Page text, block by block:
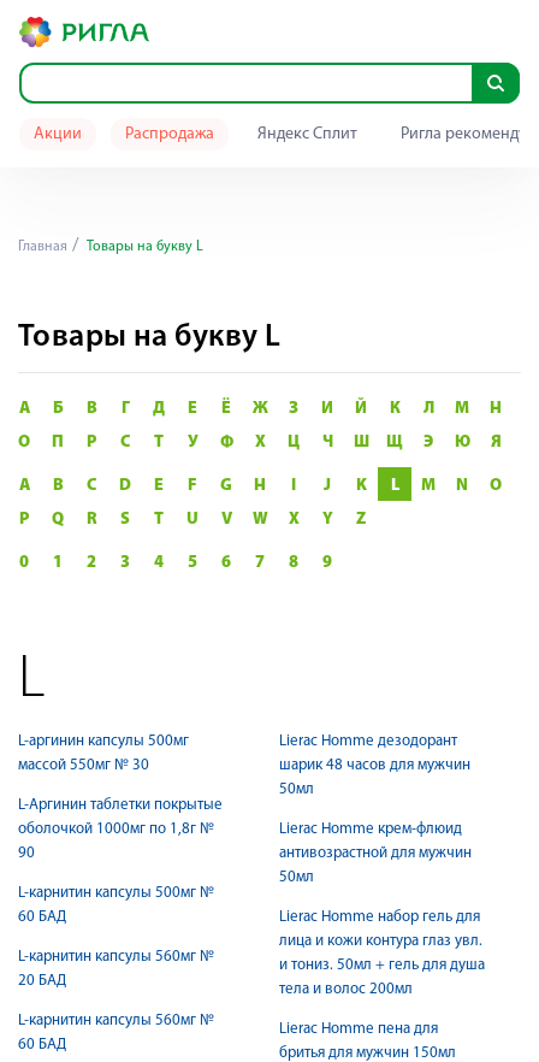
Акции Распродажа Яндекс Сплит Ригла
Главная Товары на букву L
Товары на букву L
А Б В Г Д Е Ё Ж З И Й К Л М
Н
О
П Р С Т У Ф Х Ц Ч Ш Щ Э Ю Я
A B C D E F G H I J K L M N
O
P
Q R S T U V W X Y Z
0 1 2 3 4 5 6 7 8 9
L
L-аргинин капсулы 500мг
массой 550мг № 30
L-Аргинин таблетки покрытые
оболочкой 1000мг по 1,8г №
90
L-карнитин капсулы 500мг №
60 БАД
L-карнитин капсулы 560мг №
20 БАД
L-карнитин капсулы 560мг №
60 БАД
Lierac Homme дезодорант
шарик 48 часов для мужчин
50мл
Lierac Homme крем-флюид
антивозрастной для мужчин
50мл
Lierac Homme набор гель для
лица и кожи контура глаз увл.
и тониз. 50мл + гель для душа
тела и волос 200мл
Lierac Homme пена для
бритья для мужчин 150мл